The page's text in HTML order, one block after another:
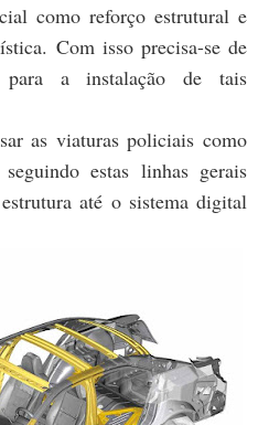
como reforço estrutural e
Com isso precisa-se de
para a instalação de tais
as viaturas policiais como
estas linhas gerais
até o sistema digital